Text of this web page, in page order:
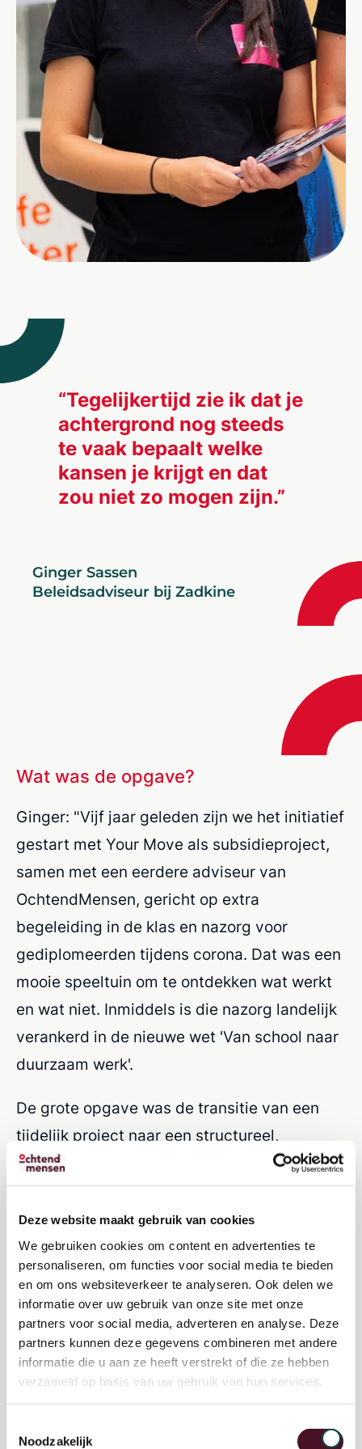
Deze website maakt gebruik van cookies
We gebruiken cookies om content en advertenties te
personaliseren, om functies voor social media te bieden
en om ons websiteverkeer te analyseren. Ook delen we
informatie over uw gebruik van onze site met onze
partners voor social media, adverteren en analyse. Deze
partners kunnen deze gegevens combineren met andere
informatie die u aan ze heeft verstrekt of die ze hebben
verzameld op basis van uw gebruik van hun services.
Noodzakelijk
“Tegelijkertijd zie ik dat je
achtergrond nog steeds
te vaak bepaalt welke
kansen je krijgt en dat
zou niet zo mogen zijn.”
Ginger Sassen
Beleidsadviseur bij Zadkine
Wat was de opgave?
Ginger: "Vijf jaar geleden zijn we het initiatief
gestart met Your Move als subsidieproject,
samen met een eerdere adviseur van
OchtendMensen, gericht op extra
begeleiding in de klas en nazorg voor
gediplomeerden tijdens corona. Dat was een
mooie speeltuin om te ontdekken wat werkt
en wat niet. Inmiddels is die nazorg landelijk
verankerd in de nieuwe wet 'Van school naar
duurzaam werk'.
De grote opgave was de transitie van een
tijdelijk project naar een structureel,
Zadkine-breed programma. Dat betekende
opnieuw in gesprek gaan met studenten én
het programma organisatorisch borgen.
Lieke stapte in tijdens een fase van veel
verandering en heeft de boel fantastisch
draaiende gehouden."
Wat deed Lieke concreet?
Lieke: "Mijn focus lag op samenwerking met
interne collega's en externe partners. Ik heb
veel geïnvesteerd in korte lijntjes om